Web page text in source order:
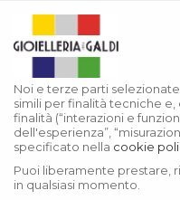
Noi e terze parti
simili per finalità tecniche
finalità (“interazioni e
dell'esperienza”,
specificato nella cookie
Puoi liberamente prestare,
in qualsiasi momento.